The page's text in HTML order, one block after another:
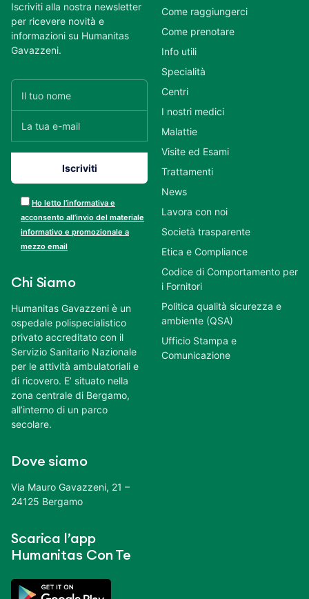
Iscriviti alla nostra newsletter
per ricevere novità e
informazioni su Humanitas
Gavazzeni.
Ho letto l’informativa e
acconsento all’invio del materiale
informativo e promozionale a
mezzo email
Chi Siamo
Humanitas Gavazzeni è un
ospedale polispecialistico
privato accreditato con il
Servizio Sanitario Nazionale
per le attività ambulatoriali e
di ricovero. E’ situato nella
zona centrale di Bergamo,
all’interno di un parco
secolare.
Dove siamo
Via Mauro Gavazzeni, 21 –
24125 Bergamo
Scarica l’app
Humanitas Con Te
Come raggiungerci
Come prenotare
Info utili
Specialità
Centri
I nostri medici
Malattie
Visite ed Esami
Trattamenti
News
Lavora con noi
Società trasparente
Etica e Compliance
Codice di Comportamento per
i Fornitori
Politica qualità sicurezza e
ambiente (QSA)
Ufficio Stampa e
Comunicazione